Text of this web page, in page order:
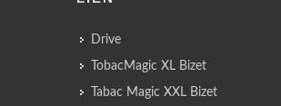
Drive
TobacMagic XL Bizet
Tabac Magic XXL Bizet